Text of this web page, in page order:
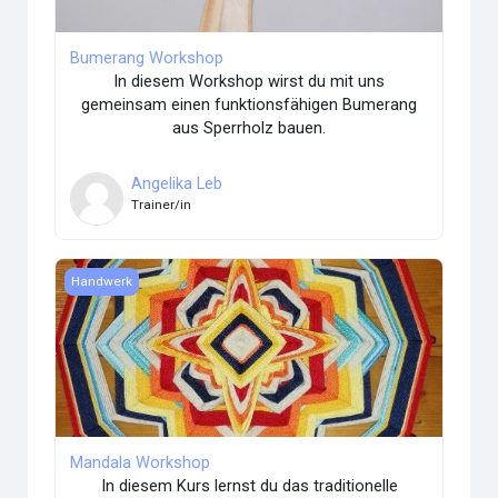
Bumerang Workshop
In diesem Workshop wirst du mit uns
gemeinsam einen funktionsfähigen Bumerang
aus Sperrholz bauen.
Angelika Leb
Trainer/in
Kursbild Mandala Workshop
Handwerk
Mandala Workshop
In diesem Kurs lernst du das traditionelle